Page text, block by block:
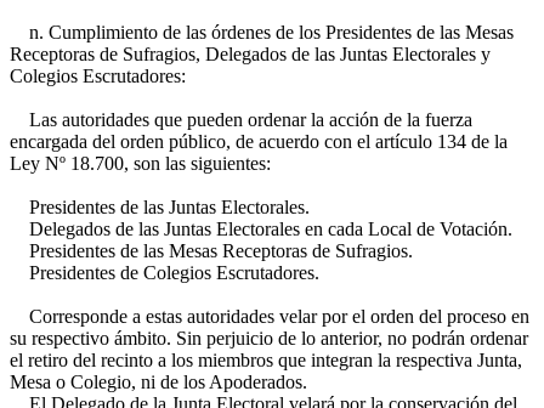
n. Cumplimiento de las órdenes de los Presidentes de las Mesas
Receptoras de Sufragios, Delegados de las Juntas Electorales y
Colegios Escrutadores:
Las autoridades que pueden ordenar la acción de la fuerza
encargada del orden público, de acuerdo con el artículo 134 de la
Ley Nº 18.700, son las siguientes:
Presidentes de las Juntas Electorales.
Delegados de las Juntas Electorales en cada Local de Votación.
Presidentes de las Mesas Receptoras de Sufragios.
Presidentes de Colegios Escrutadores.
Corresponde a estas autoridades velar por el orden del proceso en
su respectivo ámbito. Sin perjuicio de lo anterior, no podrán ordenar
el retiro del recinto a los miembros que integran la respectiva Junta,
Mesa o Colegio, ni de los Apoderados.
El Delegado de la Junta Electoral velará por la conservación del